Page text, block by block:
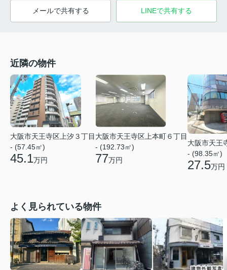
メールで共有する LINEで共有する
近隣の物件
大阪市天王寺区上汐３丁目
- (57.45㎡)
45.1万円
大阪市天王寺区上本町６丁目
- (192.73㎡)
77万円
大阪市天王
- (98.35㎡)
27.5万円
よく見られている物件